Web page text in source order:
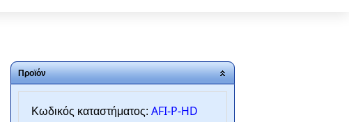
Προϊόν
Κωδικός καταστήματος: AFI-P-HD